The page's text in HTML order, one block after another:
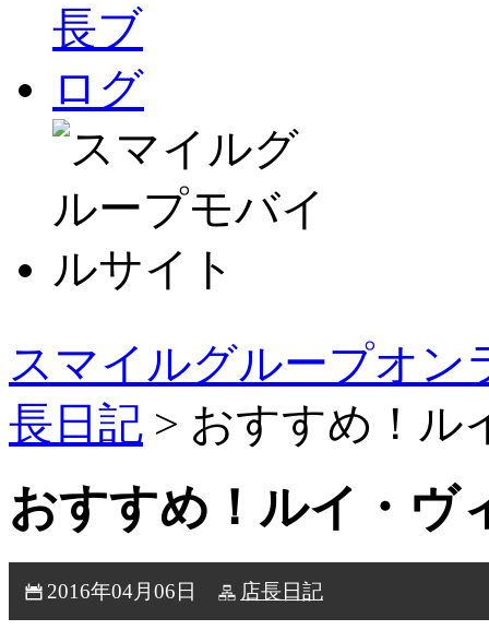
スマイルグループオン
長日記 > おすすめ！ル
おすすめ！ルイ・ヴ
2016年04月06日 店長日記